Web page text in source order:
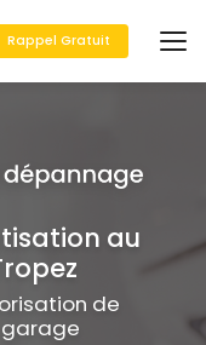
Rappel Gratuit
au
de